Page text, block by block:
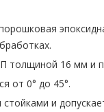
толщиной 16 мм
от 0° до 45°.
и